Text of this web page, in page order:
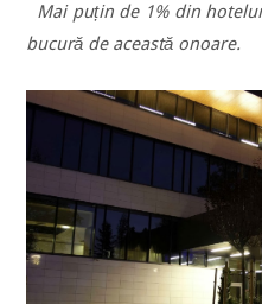
Mai puțin de 1% din
bucură de această onoare.